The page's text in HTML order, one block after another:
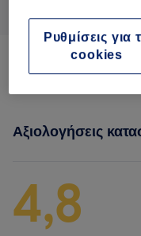
Αξιολογήσεις
4,8
Ρυθμίσεις για
cookies